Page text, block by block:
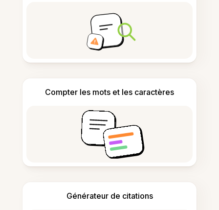
Compter les mots et les caractères
Générateur de citations